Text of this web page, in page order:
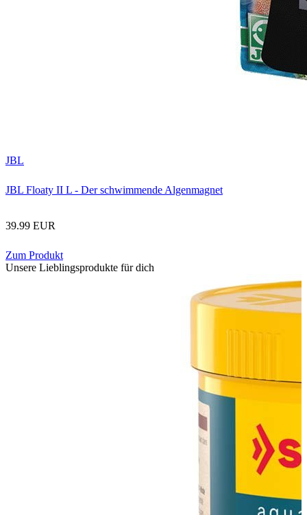
JBL
JBL Floaty II L - Der schwimmende Algenmagnet
39.99 EUR
Zum Produkt
Unsere Lieblingsprodukte für dich